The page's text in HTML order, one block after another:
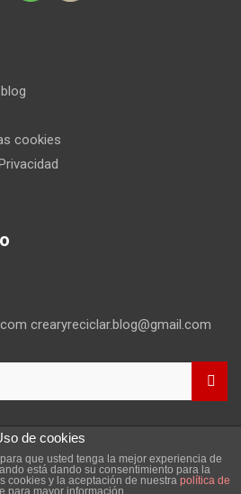
cookies
crearyreciclar.blog@gmail.com
Legal y Política de Privacidad
de cookies
que usted tenga la mejor experiencia de
está dando su consentimiento para la
cookies y la aceptación de nuestra política de
para mayor información.